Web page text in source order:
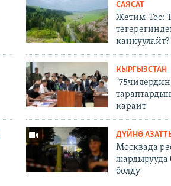
САЯСАТ
Жетим-Тоо:
каңкуулайт?
КЫРГЫЗСТАН
карайт
ДҮЙНӨ
Москвада
болду